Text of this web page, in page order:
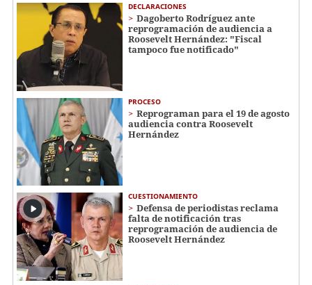
DECLARACIONES
Dagoberto Rodríguez ante
reprogramación de audiencia a
Roosevelt Hernández: "Fiscal
tampoco fue notificado"
PROCESO
Reprograman para el 19 de agosto
audiencia contra Roosevelt
Hernández
CUESTIONAMIENTO
Defensa de periodistas reclama
falta de notificación tras
reprogramación de audiencia de
Roosevelt Hernández